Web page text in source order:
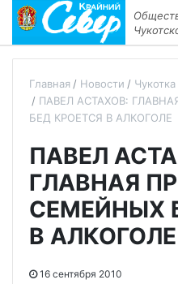
Главная Новости
Чукотка
ПАВЕЛ АСТАХОВ:
БЕД КРОЕТСЯ В АЛКОГОЛЕ
ПАВЕЛ
ГЛАВНАЯ
СЕМЕЙНЫХ
В АЛКОГОЛЕ
16 сентября 2010